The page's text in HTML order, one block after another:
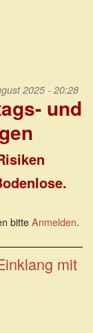
2025 - 20:28
und
bitteAnmelden.
mit